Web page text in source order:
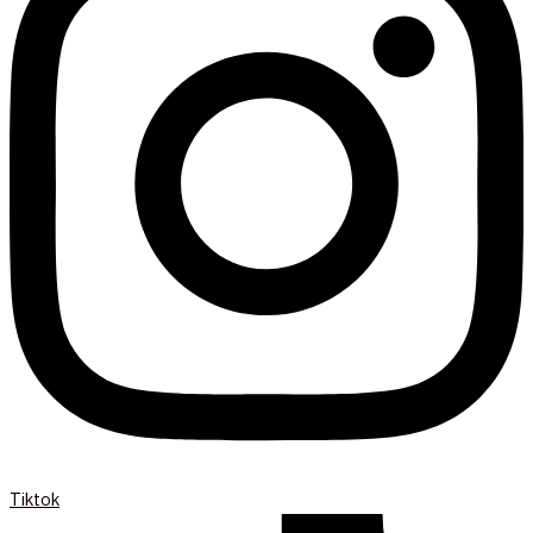
Tiktok